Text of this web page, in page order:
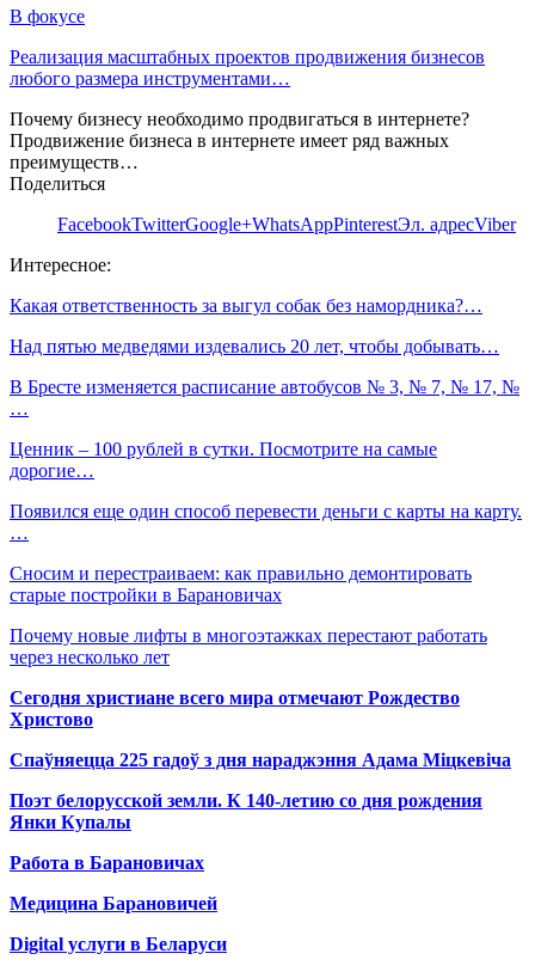
В фокусе
Реализация масштабных проектов продвижения бизнесов
любого размера инструментами…
Почему бизнесу необходимо продвигаться в интернете?
Продвижение бизнеса в интернете имеет ряд важных
преимуществ…
Поделиться
FacebookTwitterGoogle+WhatsAppPinterestЭл. адресViber
Интересное:
Какая ответственность за выгул собак без намордника?…
Над пятью медведями издевались 20 лет, чтобы добывать…
В Бресте изменяется расписание автобусов № 3, № 7, № 17, №
…
Ценник – 100 рублей в сутки. Посмотрите на самые
дорогие…
Появился еще один способ перевести деньги с карты на карту.
…
Сносим и перестраиваем: как правильно демонтировать
старые постройки в Барановичах
Почему новые лифты в многоэтажках перестают работать
через несколько лет
Сегодня христиане всего мира отмечают Рождество
Христово
Спаўняецца 225 гадоў з дня нараджэння Адама Міцкевіча
Поэт белорусской земли. К 140-летию со дня рождения
Янки Купалы
Работа в Барановичах
Медицина Барановичей
Digital услуги в Беларуси